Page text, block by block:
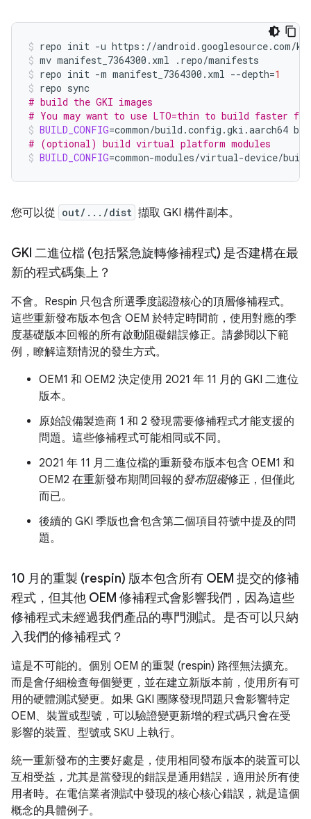
repo init -u https://android.googlesource.com/
mv manifest_7364300.xml
.repo/manifests
repo init -m manifest_7364300.xml --depth=1
repo
# build the GKI images
# You may want to use LTO=thin to build faster for
BUILD_CONFIG=common/build.config.gki.aarch64
# (optional) build virtual platform modules
BUILD_CONFIG=common-modules/virtual-device/
您可以從 out/.../dist 擷取 GKI 構件副本。
GKI 二進位檔 (包括緊急旋轉修補程式) 是否建構在最
新的程式碼集上？
不會。Respin 只包含所選季度認證核心的頂層修補程式。
這些重新發布版本包含 OEM 於特定時間前，使用對應的季
度基礎版本回報的所有啟動阻礙錯誤修正。請參閱以下範
例，瞭解這類情況的發生方式。
OEM1 和 OEM2 決定使用 2021 年 11 月的 GKI 二進位
版本。
原始設備製造商 1 和 2 發現需要修補程式才能支援的
問題。這些修補程式可能相同或不同。
2021 年 11 月二進位檔的重新發布版本包含 OEM1 和
OEM2 在重新發布期間回報的發布阻礙修正，但僅此
而已。
後續的 GKI 季版也會包含第二個項目符號中提及的問
題。
10 月的重製 (respin) 版本包含所有 OEM 提交的修補
程式，但其他 OEM 修補程式會影響我們，因為這些
修補程式未經過我們產品的專門測試。是否可以只納
入我們的修補程式？
這是不可能的。個別 OEM 的重製 (respin) 路徑無法擴充。
而是會仔細檢查每個變更，並在建立新版本前，使用所有可
用的硬體測試變更。如果 GKI 團隊發現問題只會影響特定
OEM、裝置或型號，可以驗證變更新增的程式碼只會在受
影響的裝置、型號或 SKU 上執行。
統一重新發布的主要好處是，使用相同發布版本的裝置可以
互相受益，尤其是當發現的錯誤是通用錯誤，適用於所有使
用者時。在電信業者測試中發現的核心核心錯誤，就是這個
概念的具體例子。